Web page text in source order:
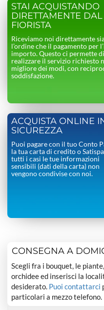
STAI ACQUISTANDO
DIRETTAMENTE DAL
FIORISTA
Riceviamo noi direttamente
l’ordine che il pagamento per
importo. Questo ci permette di
realizzare il servizio richiesto
migliore dei modi, con
soddisfazione.
ACQUISTA ONLINE
SICUREZZA
Puoi pagare con il tuo Conto
la tua carta di credito o
tutti i casi le tue informazioni
sensibili (dati della carta) non
vengono condivise con noi.
CONSEGNA A
Scegli fra i bouquet, le
orchidee ed inserisci la
desiderato. Puoi contattarci
particolari a mezzo telefono.